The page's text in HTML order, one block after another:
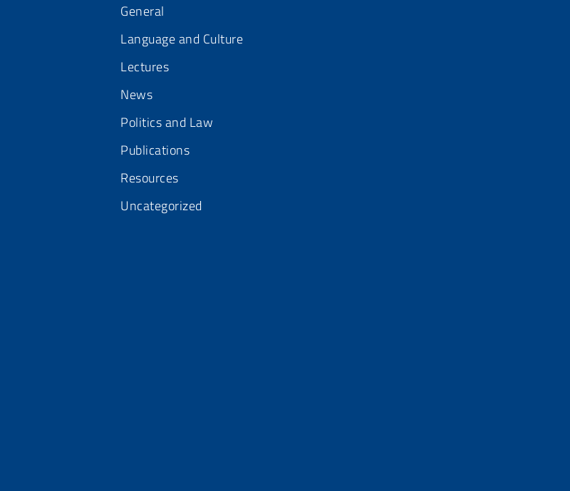
General
Language and Culture
Lectures
News
Politics and Law
Publications
Resources
Uncategorized